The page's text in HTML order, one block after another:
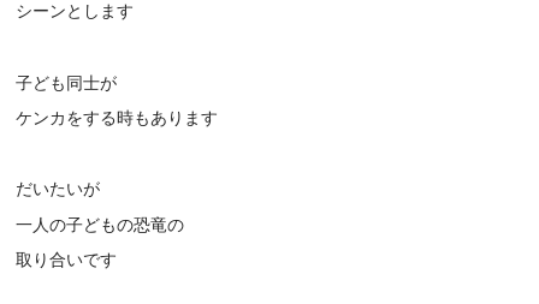
シーンとします
子ども同士が
ケンカをする時もあります
だいたいが
一人の子どもの恐竜の
取り合いです